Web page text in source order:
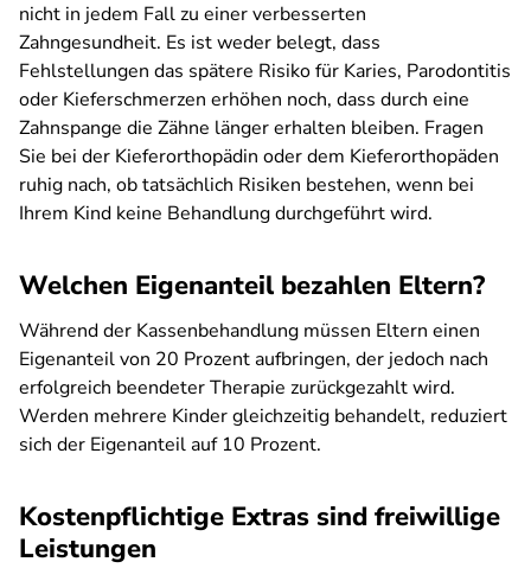
nicht in jedem Fall zu einer verbesserten
Zahngesundheit. Es ist weder belegt, dass
Fehlstellungen das spätere Risiko für Karies, Parodontitis
oder Kieferschmerzen erhöhen noch, dass durch eine
Zahnspange die Zähne länger erhalten bleiben. Fragen
Sie bei der Kieferorthopädin oder dem Kieferorthopäden
ruhig nach, ob tatsächlich Risiken bestehen, wenn bei
Ihrem Kind keine Behandlung durchgeführt wird.
Welchen Eigenanteil bezahlen Eltern?
Während der Kassenbehandlung müssen Eltern einen
Eigenanteil von 20 Prozent aufbringen, der jedoch nach
erfolgreich beendeter Therapie zurückgezahlt wird.
Werden mehrere Kinder gleichzeitig behandelt, reduziert
sich der Eigenanteil auf 10 Prozent.
Kostenpflichtige Extras sind freiwillige
Leistungen